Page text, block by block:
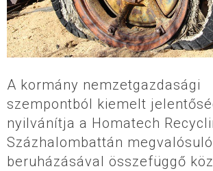
A kormány nemzetgazdasági
szempontból kiemelt
nyilvánítja a Homatech
Százhalombattán megvalósuló
beruházásával összefüggő